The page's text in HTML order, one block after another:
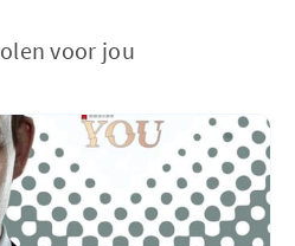
voor jou